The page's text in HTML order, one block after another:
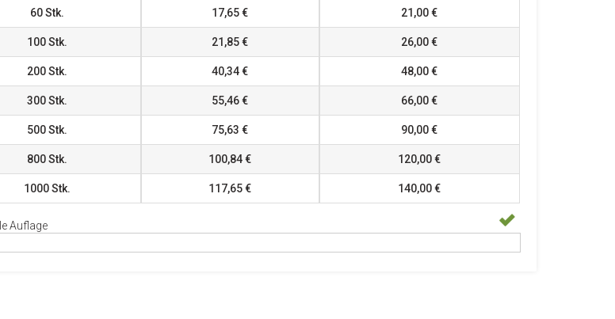
60Stk. 17,65 € 21,00 €
100Stk. 21,85 € 26,00 €
200Stk. 40,34 € 48,00 €
300Stk. 55,46 € 66,00 €
500Stk. 75,63 € 90,00 €
800Stk. 100,84 € 120,00 €
1000Stk. 117,65 € 140,00 €
Auflage